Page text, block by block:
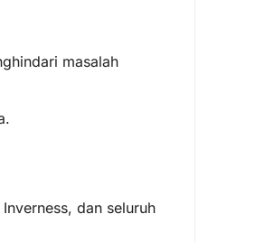
masalah
dan seluruh